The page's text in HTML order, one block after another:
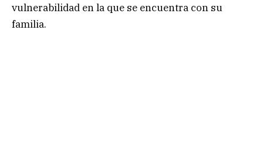
vulnerabilidad en la que se encuentra con su
familia.